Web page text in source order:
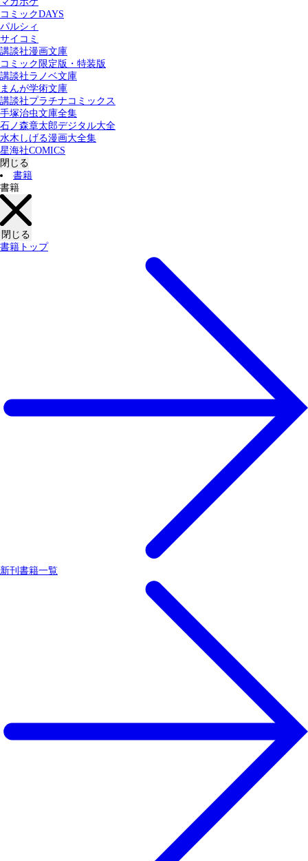
コミックDAYS
パルシィ
サイコミ
講談社漫画文庫
コミック限定版・特装版
講談社ラノベ文庫
まんが学術文庫
講談社プラチナコミックス
手塚治虫文庫全集
石ノ森章太郎デジタル大全
水木しげる漫画大全集
星海社COMICS
閉じる
書籍
書籍
閉じる
書籍トップ
新刊書籍一覧
カテゴリー：
すべての記事